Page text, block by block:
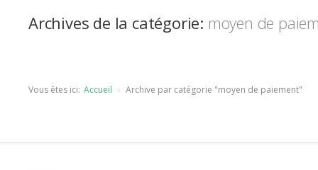
Archives de la catégorie: moyen de
Vous êtes ici: Accueil Archive par catégorie "moyen de paiement"